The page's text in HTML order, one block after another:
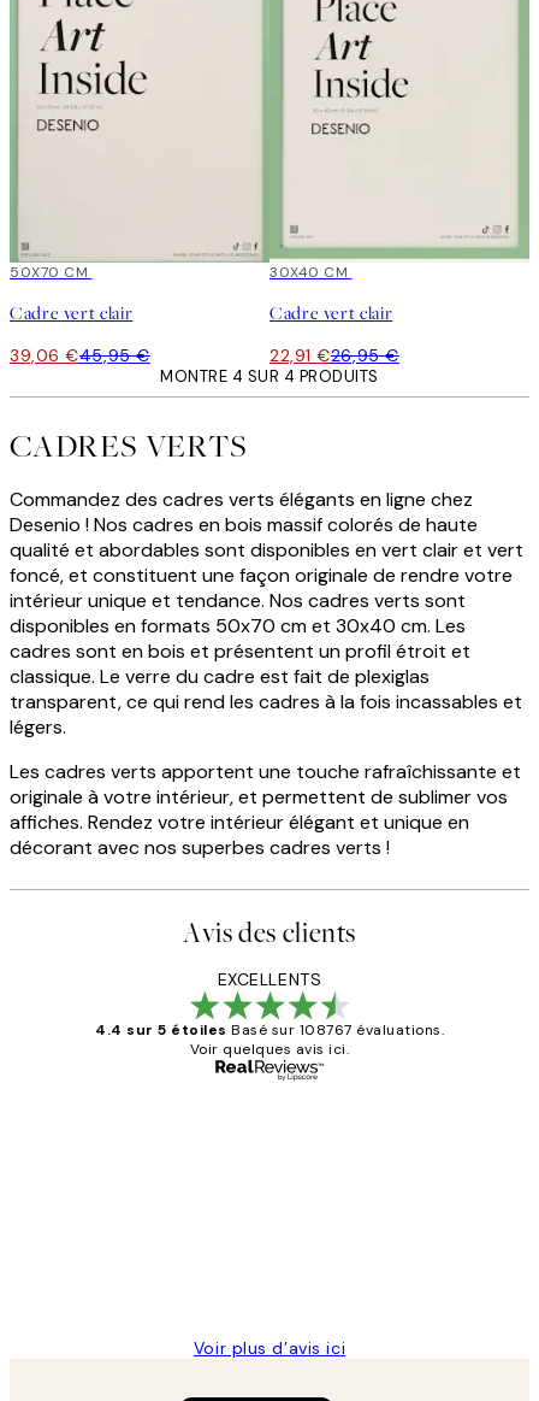
15%*
50X70 CM
Cadre vert clair
39,06 €45,95 €
15%*
30X40 CM
Cadre vert clair
22,91 €26,95 €
MONTRE 4 SUR 4 PRODUITS
CADRES VERTS
Commandez des cadres verts élégants en ligne chez
Desenio ! Nos cadres en bois massif colorés de haute
qualité et abordables sont disponibles en vert clair et vert
foncé, et constituent une façon originale de rendre votre
intérieur unique et tendance. Nos cadres verts sont
disponibles en formats 50x70 cm et 30x40 cm. Les
cadres sont en bois et présentent un profil étroit et
classique. Le verre du cadre est fait de plexiglas
transparent, ce qui rend les cadres à la fois incassables et
légers.
Les cadres verts apportent une touche rafraîchissante et
originale à votre intérieur, et permettent de sublimer vos
affiches. Rendez votre intérieur élégant et unique en
décorant avec nos superbes cadres verts !
Avis des clients
EXCELLENTS
4.4 sur 5 étoiles Basé sur 108767 évaluations.
Voir quelques avis ici.
Voir plus d’avis ici